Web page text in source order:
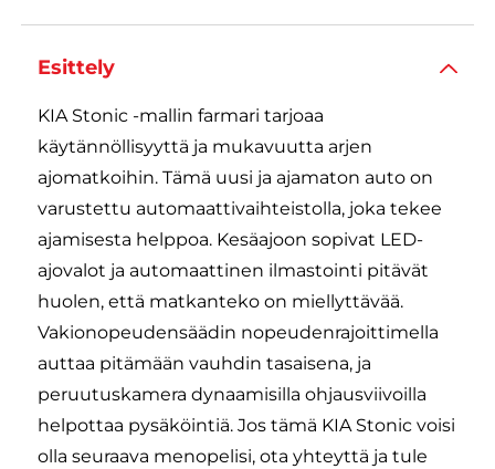
Esittely
KIA Stonic -mallin farmari tarjoaa
käytännöllisyyttä ja mukavuutta arjen
ajomatkoihin. Tämä uusi ja ajamaton auto on
varustettu automaattivaihteistolla, joka tekee
ajamisesta helppoa. Kesäajoon sopivat LED-
ajovalot ja automaattinen ilmastointi pitävät
huolen, että matkanteko on miellyttävää.
Vakionopeudensäädin nopeudenrajoittimella
auttaa pitämään vauhdin tasaisena, ja
peruutuskamera dynaamisilla ohjausviivoilla
helpottaa pysäköintiä. Jos tämä KIA Stonic voisi
olla seuraava menopelisi, ota yhteyttä ja tule